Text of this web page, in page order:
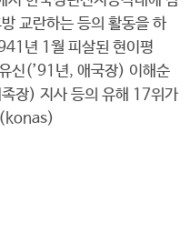
교란하는 등의 활동을 하
년 1월 피살된 현이평
신(’91년, 애국장) 이해순
장) 지사 등의 유해 17위가